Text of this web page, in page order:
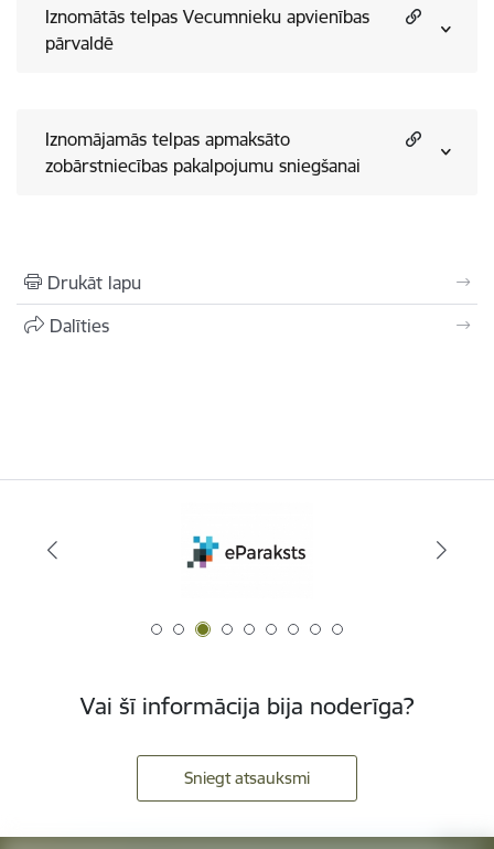
Iznomātās telpas Vecumnieku apvienības
pārvaldē
Iznomājamās telpas apmaksāto
zobārstniecības pakalpojumu sniegšanai
Drukāt lapu
Dalīties
Vai šī informācija bija noderīga?
Sniegt atsauksmi